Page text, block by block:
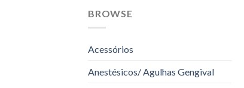
BROWSE
Acessórios
Anestésicos/ Agulhas Gengival